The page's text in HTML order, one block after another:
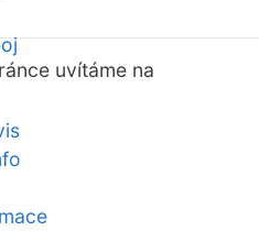
uvítáme na